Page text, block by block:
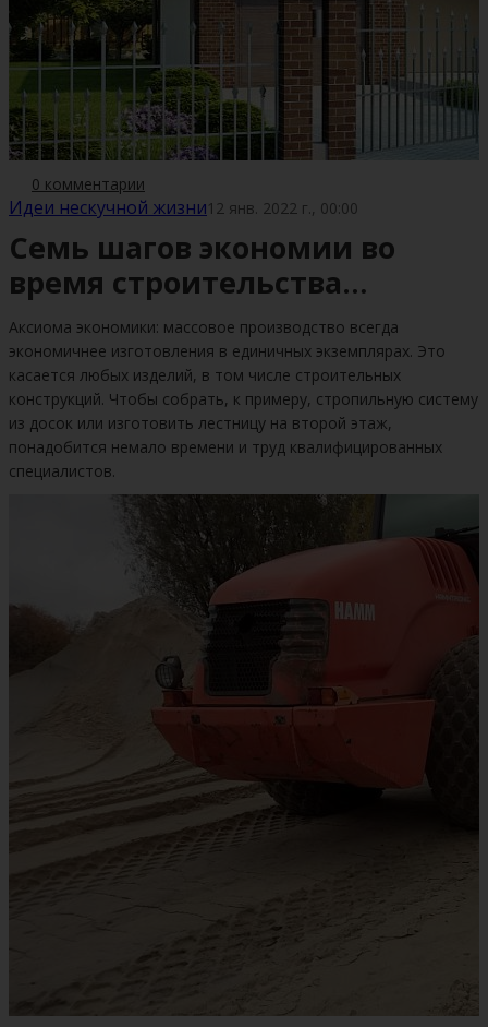
0 комментарии
Идеи нескучной жизни12 янв. 2022 г., 00:00
Семь шагов экономии во
время строительства
частного дома
Аксиома экономики: массовое производство всегда
экономичнее изготовления в единичных экземплярах. Это
касается любых изделий, в том числе строительных
конструкций. Чтобы собрать, к примеру, стропильную систему
из досок или изготовить лестницу на второй этаж,
понадобится немало времени и труд квалифицированных
специалистов.